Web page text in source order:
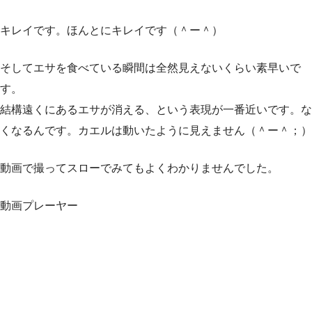
キレイです。ほんとにキレイです（＾ー＾）
そしてエサを食べている瞬間は全然見えないくらい素早いで
す。
結構遠くにあるエサが消える、という表現が一番近いです。な
くなるんです。カエルは動いたように見えません（＾ー＾；）
動画で撮ってスローでみてもよくわかりませんでした。
動画プレーヤー